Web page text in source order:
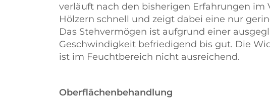
verläuft nach den bisherigen Erfahrungen im
Hölzern schnell und zeigt dabei eine nur
Das Stehvermögen ist aufgrund einer
Geschwindigkeit befriedigend bis gut. Die
ist im Feuchtbereich nicht ausreichend.
Oberflächenbehandlung